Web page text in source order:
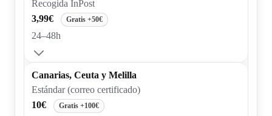
Recogida InPost
3,99€
Gratis +50€
24–48h
Canarias, Ceuta y Melilla
Estándar (correo certificado)
10€
Gratis +100€